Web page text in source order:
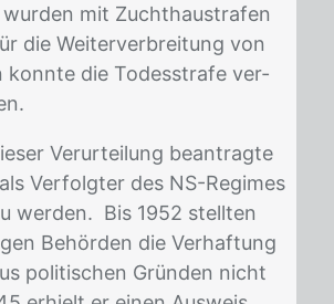
mit Zucht­haus­tra­fen
die Wei­ter­ver­brei­tung von
konn­te die To­des­stra­fe ver­
Ver­ur­tei­lung be­an­trag­te
Ver­folg­ter des NS-Re­gimes
wer­den. Bis 1952 stell­ten
Be­hör­den die Ver­haf­tung
po­li­ti­schen Grün­den nicht